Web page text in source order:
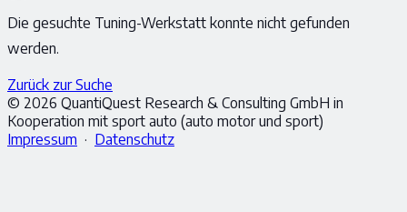
Die gesuchte Tuning-Werkstatt konnte nicht gefunden
werden.
Zurück zur Suche
© 2026 QuantiQuest Research & Consulting GmbH in
Kooperation mit sport auto (auto motor und sport)
Impressum · Datenschutz